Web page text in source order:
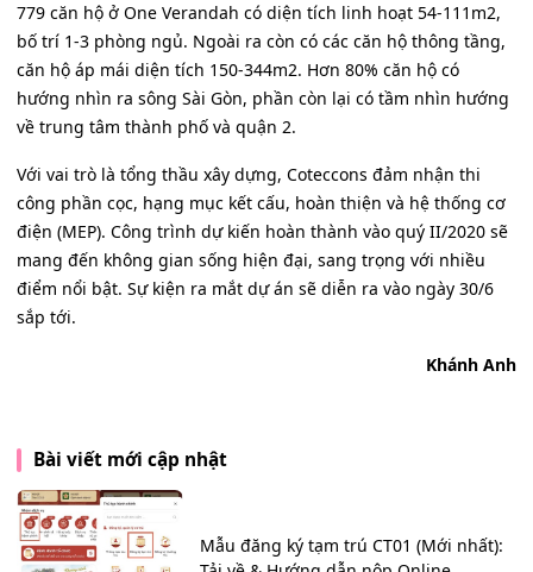
779 căn hộ ở One Verandah có diện tích linh hoạt 54-111m2,
bố trí 1-3 phòng ngủ. Ngoài ra còn có các căn hộ thông tầng,
căn hộ áp mái diện tích 150-344m2. Hơn 80% căn hộ có
hướng nhìn ra sông Sài Gòn, phần còn lại có tầm nhìn hướng
về trung tâm thành phố và quận 2.
Với vai trò là tổng thầu xây dựng, Coteccons đảm nhận thi
công phần cọc, hạng mục kết cấu, hoàn thiện và hệ thống cơ
điện (MEP). Công trình dự kiến hoàn thành vào quý II/2020 sẽ
mang đến không gian sống hiện đại, sang trọng với nhiều
điểm nổi bật. Sự kiện ra mắt dự án sẽ diễn ra vào ngày 30/6
sắp tới.
Khánh Anh
Bài viết mới cập nhật
Mẫu đăng ký tạm trú CT01 (Mới nhất):